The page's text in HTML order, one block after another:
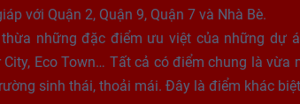
với Quận 2, Quận 9, Quận 7 và Nhà Bè.
những đặc điểm ưu việt của những dự
City, Eco Town… Tất cả có điểm chung là
sinh thái, thoải mái. Đây là điểm khác